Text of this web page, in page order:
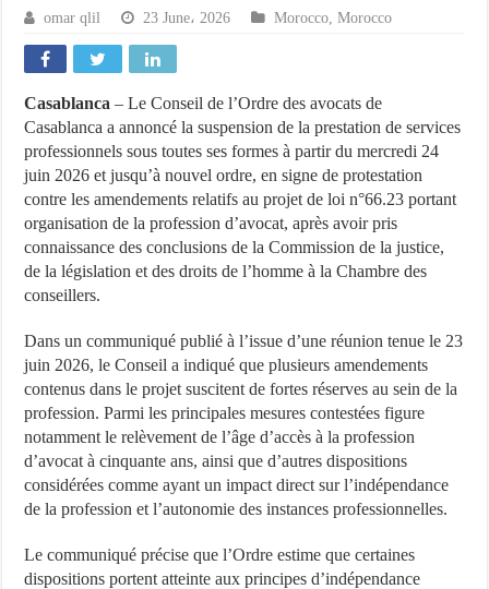
omar qlil 23 June، 2026 Morocco ,Morocco
Casablanca– Le Conseil de l’Ordre des avocats de
Casablanca a annoncé la suspension de la prestation de services
professionnels sous toutes ses formes à partir du mercredi 24
juin 2026 et jusqu’à nouvel ordre, en signe de protestation
contre les amendements relatifs au projet de loi n°66.23 portant
organisation de la profession d’avocat, après avoir pris
connaissance des conclusions de la Commission de la justice,
de la législation et des droits de l’homme à la Chambre des
conseillers.
Dans un communiqué publié à l’issue d’une réunion tenue le 23
juin 2026, le Conseil a indiqué que plusieurs amendements
contenus dans le projet suscitent de fortes réserves au sein de la
profession. Parmi les principales mesures contestées figure
notamment le relèvement de l’âge d’accès à la profession
d’avocat à cinquante ans, ainsi que d’autres dispositions
considérées comme ayant un impact direct sur l’indépendance
de la profession et l’autonomie des instances professionnelles.
Le communiqué précise que l’Ordre estime que certaines
dispositions portent atteinte aux principes d’indépendance